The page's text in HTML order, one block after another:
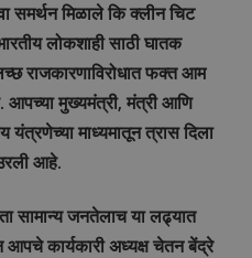
समर्थन मिळाले कि क्लीन चिट
लोकशाही साठी घातक
राजकारणाविरोधात फक्त आम
आपच्या मुख्यमंत्री, मंत्री आणि
यंत्रणेच्या माध्यमातून त्रास दिला
आहे.
सामान्य जनतेलाच या लढ्यात
आपचे कार्यकारी अध्यक्ष चेतन बेंद्रे